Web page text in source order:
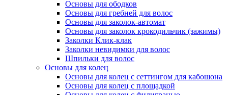
Основы для ободков
Основы для гребней для волос
Основы для заколок-автомат
Основы для заколок крокодильчик (зажимы)
Заколки Клик-клак
Заколки невидимки для волос
Шпильки для волос
Основы для колец
Основы для колец с сеттингом для кабошона
Основы для колец с площадкой